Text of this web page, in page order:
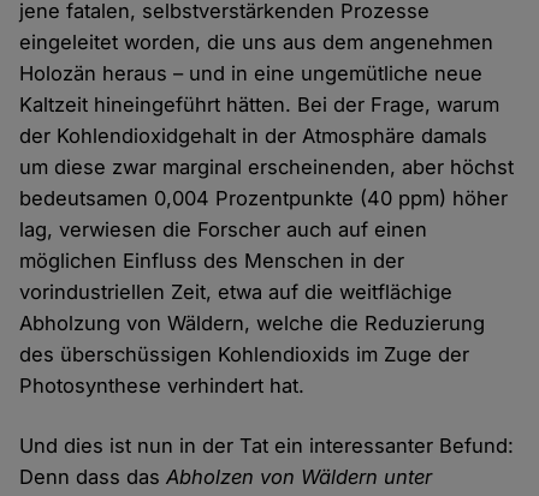
jene fatalen, selbstverstärkenden Prozesse
eingeleitet worden, die uns aus dem angenehmen
Holozän heraus – und in eine ungemütliche neue
Kaltzeit hineingeführt hätten. Bei der Frage, warum
der Kohlendioxidgehalt in der Atmosphäre damals
um diese zwar marginal erscheinenden, aber höchst
bedeutsamen 0,004 Prozentpunkte (40 ppm) höher
lag, verwiesen die Forscher auch auf einen
möglichen Einfluss des Menschen in der
vorindustriellen Zeit, etwa auf die weitflächige
Abholzung von Wäldern, welche die Reduzierung
des überschüssigen Kohlendioxids im Zuge der
Photosynthese verhindert hat.
Und dies ist nun in der Tat ein interessanter Befund:
Denn dass dasAbholzen von Wäldern unter